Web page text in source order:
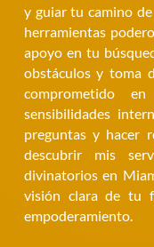
y guiar tu camino
herramientas
apoyo en tu
obstáculos y toma
comprometido
sensibilidades
preguntas y hacer
descubrir mis
divinatorios en
visión clara de tu
empoderamiento.